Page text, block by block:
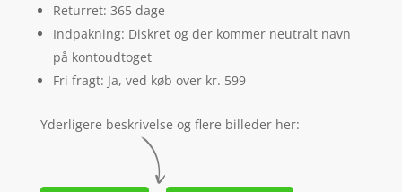
Returret: 365 dage
Indpakning: Diskret og der kommer neutralt navn
på kontoudtoget
Fri fragt: Ja, ved køb over kr. 599
Yderligere beskrivelse og flere billeder her: